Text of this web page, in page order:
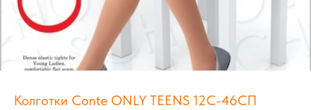
Колготки Conte ONLY TEENS 12С-46СП